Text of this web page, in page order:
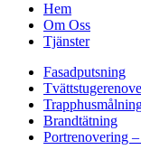
Hem
Om Oss
Tjänster
Fasadputsning
Brandtätning
Portrenovering